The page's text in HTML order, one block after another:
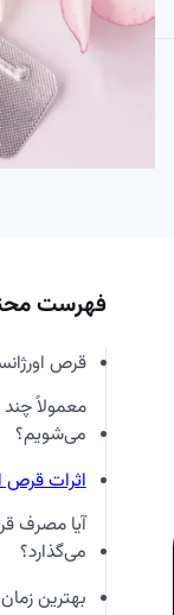
فهرست
قرص
معمولاً چند
می‌شویم؟
اثرات قرص
آیا مصرف
می‌گذارد؟
بهترین